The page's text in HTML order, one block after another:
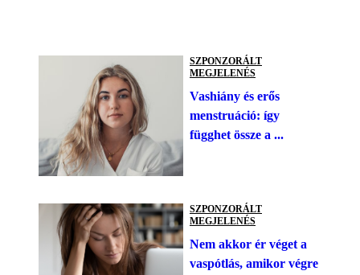
SZPONZORÁLT
MEGJELENÉS
Vashiány és erős
menstruáció: így
függhet össze a ...
SZPONZORÁLT
MEGJELENÉS
Nem akkor ér véget a
vaspótlás, amikor végre